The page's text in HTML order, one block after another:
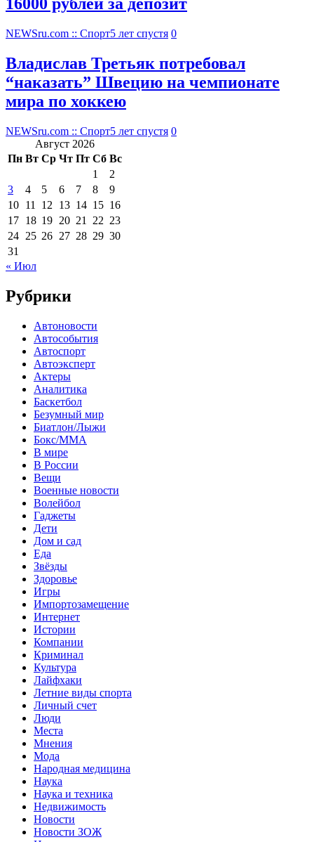
NEWSru.com :: Спорт5 лет спустя 0
Владислав Третьяк потребовал
“наказать” Швецию на чемпионате
мира по хоккею
NEWSru.com :: Спорт5 лет спустя 0
Август 2026
Пн Вт Ср Чт Пт Сб Вс
1
2
3
4 5 6 7 8
9
10 11 12 13 14 15 16
17 18 19 20 21 22 23
24 25 26 27 28 29 30
31
« Июл
Рубрики
Автоновости
Автособытия
Автоспорт
Автоэксперт
Актеры
Аналитика
Баскетбол
Безумный мир
Биатлон/Лыжи
Бокс/MMA
В мире
В России
Вещи
Военные новости
Волейбол
Гаджеты
Дети
Дом и сад
Еда
Звёзды
Здоровье
Игры
Импортозамещение
Интернет
Истории
Компании
Криминал
Культура
Лайфхаки
Летние виды спорта
Личный счет
Люди
Места
Мнения
Мода
Народная медицина
Наука
Наука и техника
Недвижимость
Новости
Новости ЗОЖ